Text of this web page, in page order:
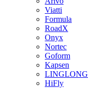
Viatti
Formula
RoadX
Onyx
Nortec
Goform
Kapsen
LINGLONG
HiFly